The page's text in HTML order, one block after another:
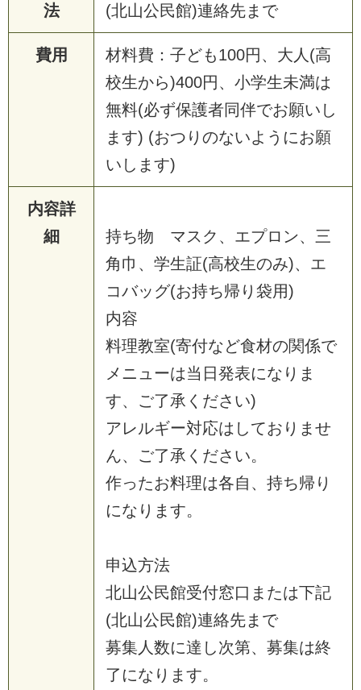
法
(北山公民館)連絡先ま で
費用 材料費 ： 子ども100円、 大 人 (高
校生から)400円、 小学生未満は
無料(必ず保護者同伴でお願い し
ま す) (おつ り のないよ う にお願
い し ま す)
内容詳
細
持ち物 マ ス ク 、 エプロ ン、 三
角巾 、 学生証(高校生のみ)、 エ
コバッ グ(お持ち帰 り 袋用)
内容
料理教室(寄付など食材の関係で
メ ニ ュ ーは当 日発表にな り ま
す、 ご了承 く ださ い)
アレルギー対応は してお り ま せ
ん、 ご了承 く ださ い。
作ったお料理は各自 、 持ち帰 り
にな り ま す。
申込方法
北山公民館受付窓口 ま たは下記
(北山公民館)連絡先ま で
募集 人数に達 し次第、 募集は終
了 にな り ま す。